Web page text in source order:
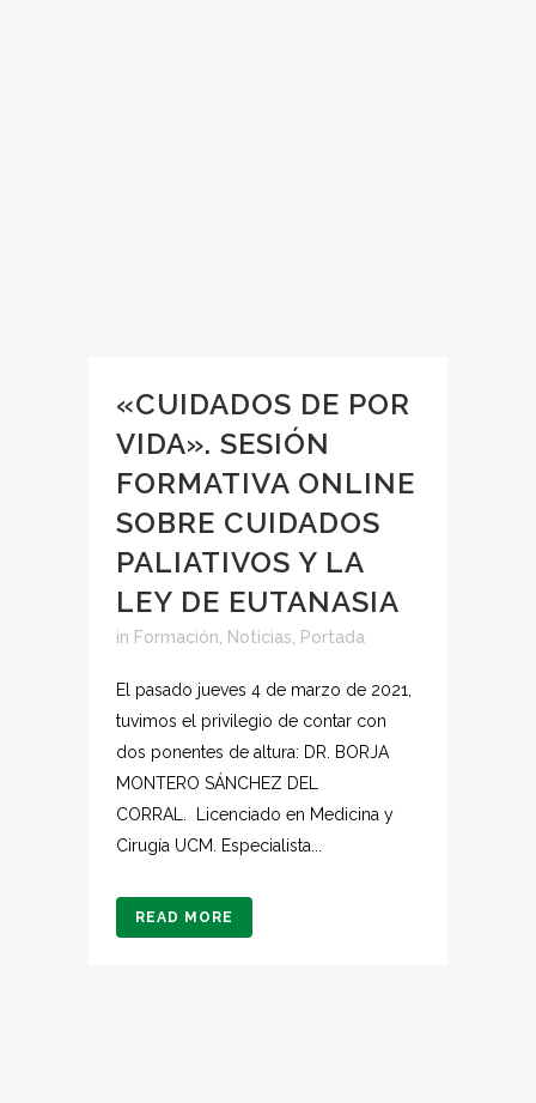
«CUIDADOS DE POR
VIDA». SESIÓN
FORMATIVA ONLINE
SOBRE CUIDADOS
PALIATIVOS Y LA
LEY DE EUTANASIA
in Formación Noticias Portada
El pasado jueves 4 de marzo de 2021,
tuvimos el privilegio de contar con
dos ponentes de altura: DR. BORJA
MONTERO SÁNCHEZ DEL
CORRAL. Licenciado en Medicina y
Cirugía UCM. Especialista...
READ MORE